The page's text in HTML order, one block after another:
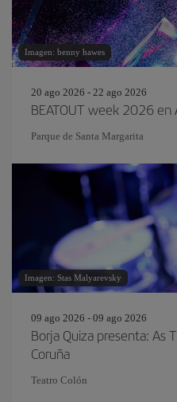
Imagen: benny hawes
20 ago 2026 - 22 ago 2026
BEATOUT week 2026 en
Parque de Santa Margarita
Imagen: Stas Malyarevsky
09 ago 2026 - 09 ago 2026
Borja Quiza presenta: As
Coruña
Teatro Colón